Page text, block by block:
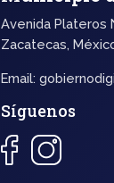
Avenida Plateros
Zacatecas,
Email:
Síguenos